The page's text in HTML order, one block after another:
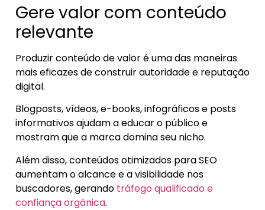
Gere valor com conteúdo
relevante
Produzir conteúdo de valor é uma das maneiras
mais eficazes de construir autoridade e reputação
digital.
Blogposts, vídeos, e-books, infográficos e posts
informativos ajudam a educar o público e
mostram que a marca domina seu nicho.
Além disso, conteúdos otimizados para SEO
aumentam o alcance e a visibilidade nos
buscadores, gerando tráfego qualificado e
confiança orgânica.